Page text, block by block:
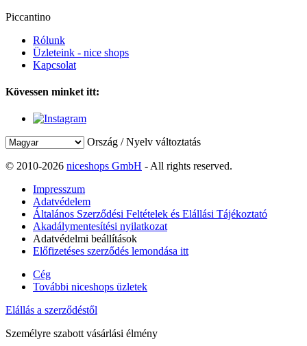
Piccantino
Rólunk
Üzleteink - nice shops
Kapcsolat
Kövessen minket itt:
Ország / Nyelv változtatás
© 2010-2026 niceshops GmbH - All rights reserved.
Impresszum
Adatvédelem
Általános Szerződési Feltételek és Elállási Tájékoztató
Akadálymentesítési nyilatkozat
Adatvédelmi beállítások
Előfizetéses szerződés lemondása itt
Cég
További niceshops üzletek
Elállás a szerződéstől
Személyre szabott vásárlási élmény